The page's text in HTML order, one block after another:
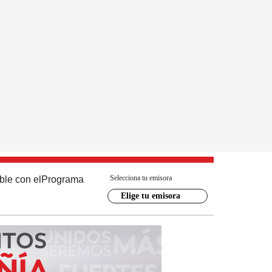
con el Programa Selecciona tu emisora
Elige tu emisora